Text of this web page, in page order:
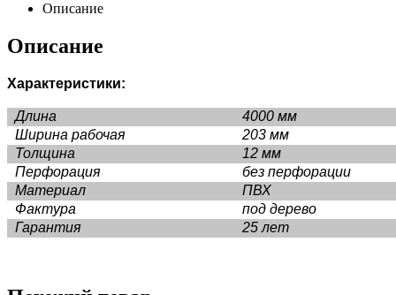
Описание
Описание
Характеристики:
Длина
4000 мм
Ширина рабочая
203 мм
Толщина
12 мм
Перфорация
без перфорации
Материал
ПВХ
Фактура
под дерево
Гарантия
25 лет